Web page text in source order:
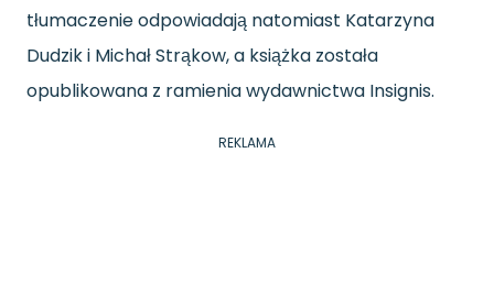
tłumaczenie odpowiadają natomiast Katarzyna
Dudzik i Michał Strąkow, a książka została
opublikowana z ramienia wydawnictwa Insignis.
REKLAMA